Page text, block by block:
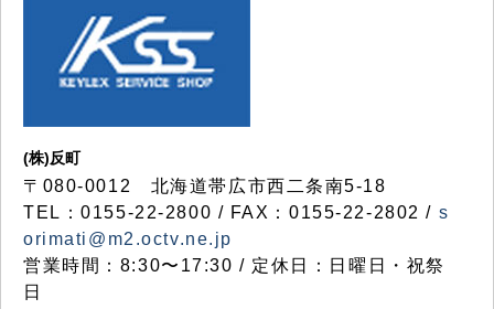
(株)反町
〒080-0012 北海道帯広市西二条南5-18
TEL：0155-22-2800 / FAX：0155-22-2802 / s
orimati@m2.octv.ne.jp
営業時間：8:30〜17:30 / 定休日：日曜日・祝祭
日